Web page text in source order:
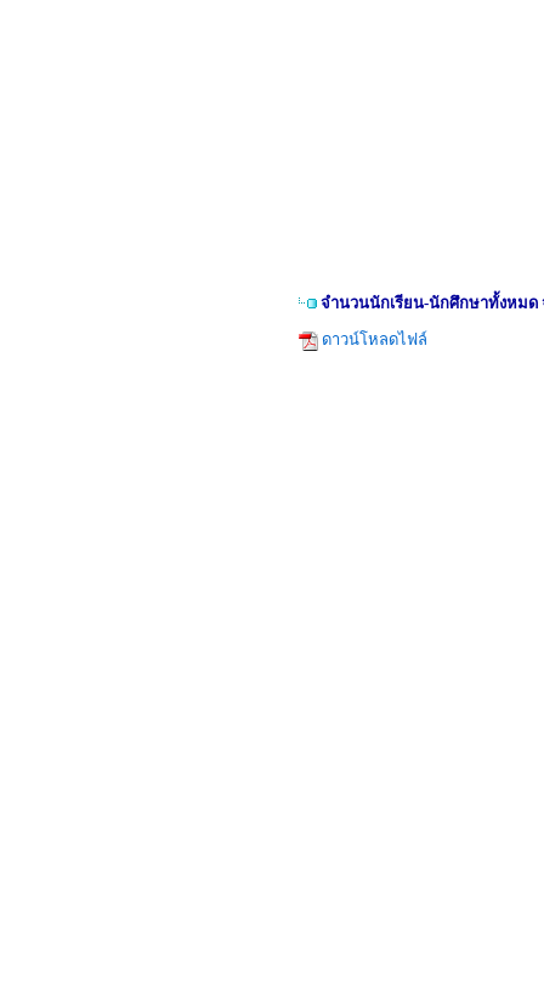
จำนวนนักเรียน-นักศึกษาทั้งหมด
ดาวน์โหลดไฟล์